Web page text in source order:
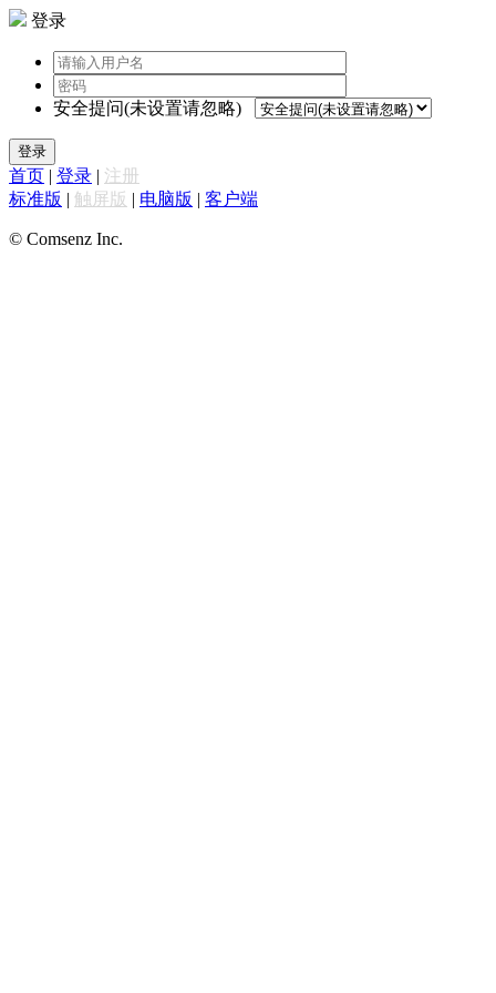
登录
安全提问(未设置请忽略)
登录
首页 | 登录 | 注册
标准版 | 触屏版 | 电脑版 | 客户端
© Comsenz Inc.